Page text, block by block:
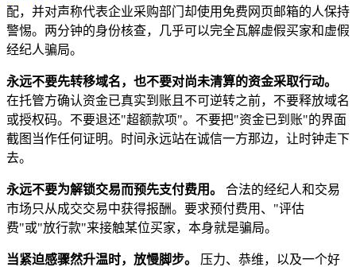
配，并对声称代表企业采购部门却使用免费网页邮箱的人保持
警惕。两分钟的身份核查，几乎可以完全瓦解虚假买家和虚假
经纪人骗局。
永远不要先转移域名，也不要对尚未清算的资金采取行动。
在托管方确认资金已真实到账且不可逆转之前，不要释放域名
或授权码。不要退还"超额款项"。不要把"资金已到账"的界面
截图当作任何证明。时间永远站在诚信一方那边，让时钟走下
去。
永远不要为解锁交易而预先支付费用。
合法的经纪人和交易
市场只从成交交易中获得报酬。要求预付费用、"评估
费"或"放行款"来接触某位买家，本身就是骗局。
当紧迫感骤然升温时，放慢脚步。
压力、恭维，以及一个好